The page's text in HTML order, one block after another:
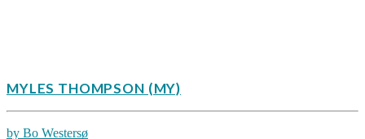
MYLES THOMPSON (MY)
by Bo Westersø